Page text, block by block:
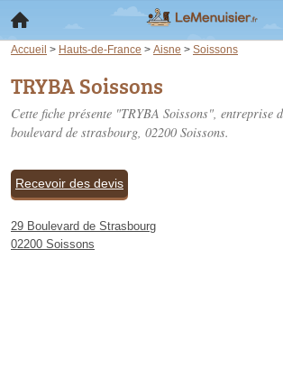
Accueil > Hauts-de-France > Aisne > Soissons
TRYBA Soissons
Cette fiche présente "TRYBA Soissons", entreprise
boulevard de strasbourg, 02200 Soissons.
Recevoir des devis
29 Boulevard de Strasbourg
02200 Soissons